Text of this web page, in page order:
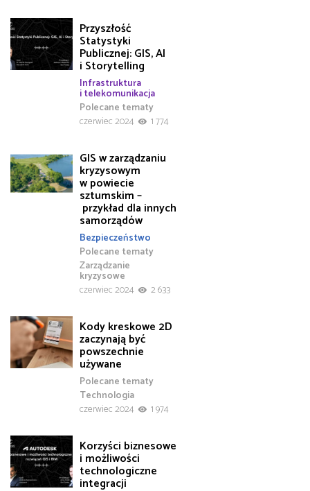
Przyszłość
Statystyki
Publicznej: GIS, AI
i Storytelling
Infrastruktura
i telekomunikacja
Polecane tematy
czerwiec 2024
1 774
GIS w zarządzaniu
kryzysowym
w powiecie
sztumskim –
przykład dla innych
samorządów
Bezpieczeństwo
Polecane tematy
Zarządzanie
kryzysowe
czerwiec 2024
2 633
Kody kreskowe 2D
zaczynają być
powszechnie
używane
Polecane tematy
Technologia
czerwiec 2024
1 974
Korzyści biznesowe
i możliwości
technologiczne
integracji